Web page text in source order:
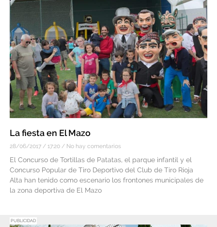
La fiesta en El Mazo
28/06/2017 17:20 No hay comentarios
El Concurso de Tortillas de Patatas, el parque infantil y el
Concurso Popular de Tiro Deportivo del Club de Tiro Rioja
Alta han tenido como escenario los frontones municipales de
la zona deportiva de El Mazo
PUBLICIDAD